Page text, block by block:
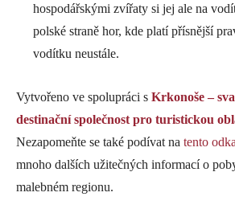
hospodářskými zvířaty si jej ale na
polské straně hor, kde platí přísnější
vodítku neustále.
Vytvořeno ve spolupráci s Krkonoše –
destinační společnost pro turistickou
Nezapomeňte se také podívat na tento
mnoho dalších užitečných informací o
malebném regionu.